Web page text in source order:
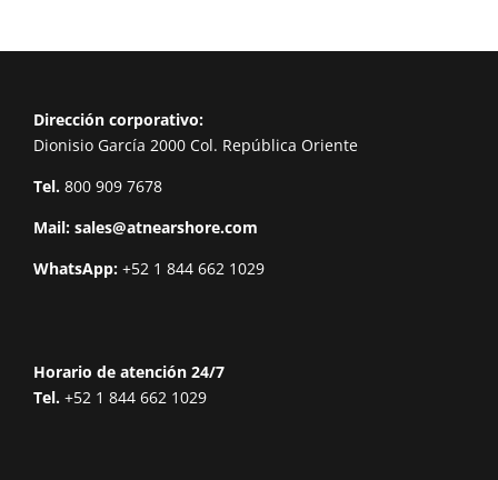
Dirección corporativo:
Dionisio García 2000 Col. República Oriente
Tel. 800 909 7678
Mail: sales@atnearshore.com
WhatsApp: +52 1 844 662 1029
Horario de atención 24/7
Tel. +52 1 844 662 1029